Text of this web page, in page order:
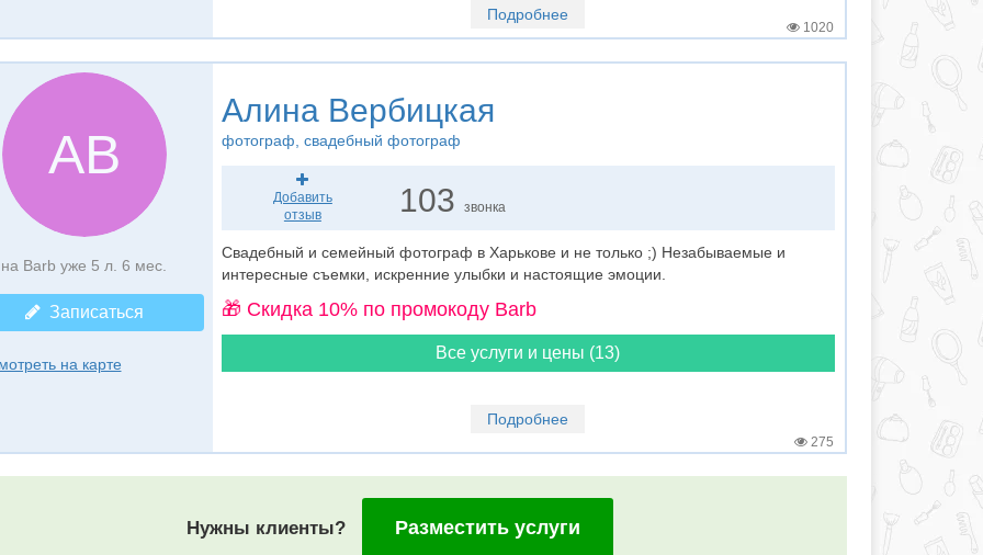
Подробнее
1020
АВ
на Barb уже 5 л. 6 мес.
Записаться
на карте
Алина Вербицкая
фотограф , свадебный фотограф
Добавить
отзыв
103звонка
Свадебный и семейный фотограф в Харькове и не только ;) Незабываемые и
интересные съемки, искренние улыбки и настоящие эмоции.
🎁 Cкидка 10% по промокоду Barb
Все услуги и цены (13)
Подробнее
275
Нужны клиенты? Разместить услуги